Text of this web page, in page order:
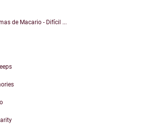
de Macario - Difícil ...